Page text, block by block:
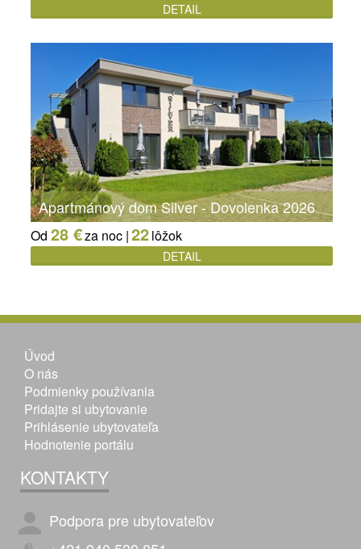
DETAIL
Apartmánový dom Silver - Dovolenka 2026
Od 28 €za noc |22lôžok
DETAIL
Úvod
O nás
Podmienky používania
Pridajte si ubytovanie
Prihlásenie ubytovateľa
Hodnotenie portálu
KONTAKTY
Podpora pre ubytovateľov